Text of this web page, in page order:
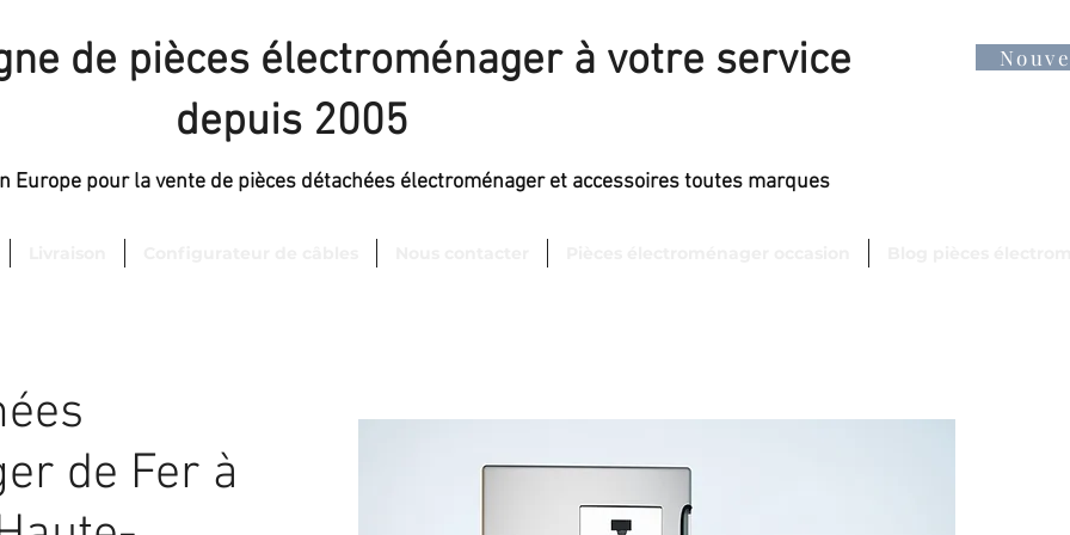
de pièces électroménager à votre service
depuis 2005
Europe pour la vente de pièces détachées électroménager et accessoires toutes marques
de Fer à